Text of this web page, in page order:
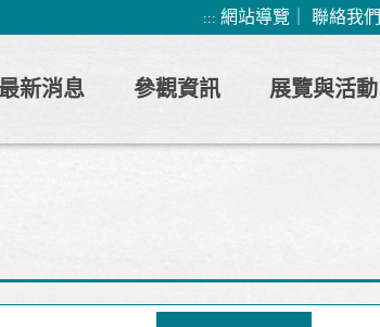
::: 網站導覽 聯絡我們
最新消息 參觀資訊 展覽與活動